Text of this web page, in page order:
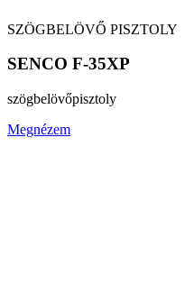
SZÖGBELÖVŐ PISZTOLY
SENCO F-35XP
szögbelövőpisztoly
Megnézem